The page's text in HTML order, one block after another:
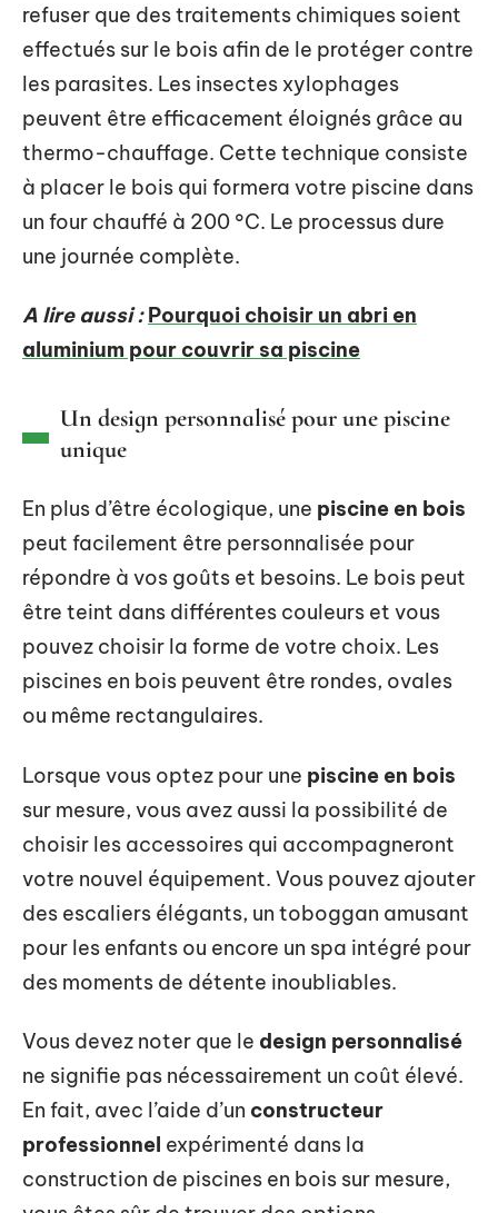
refuser que des traitements chimiques soient
effectués sur le bois afin de le protéger contre
les parasites. Les insectes xylophages
peuvent être efficacement éloignés grâce au
thermo-chauffage. Cette technique consiste
à placer le bois qui formera votre piscine dans
un four chauffé à 200 °C. Le processus dure
une journée complète.
A lire aussi : Pourquoi choisir un abri en
aluminium pour couvrir sa piscine
Un design personnalisé pour une piscine
unique
En plus d’être écologique, une piscine en bois
peut facilement être personnalisée pour
répondre à vos goûts et besoins. Le bois peut
être teint dans différentes couleurs et vous
pouvez choisir la forme de votre choix. Les
piscines en bois peuvent être rondes, ovales
ou même rectangulaires.
Lorsque vous optez pour une piscine en bois
sur mesure, vous avez aussi la possibilité de
choisir les accessoires qui accompagneront
votre nouvel équipement. Vous pouvez ajouter
des escaliers élégants, un toboggan amusant
pour les enfants ou encore un spa intégré pour
des moments de détente inoubliables.
Vous devez noter que le design personnalisé
ne signifie pas nécessairement un coût élevé.
En fait, avec l’aide d’un constructeur
professionnel expérimenté dans la
construction de piscines en bois sur mesure,